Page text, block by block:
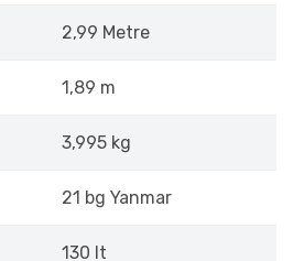
2,99 Metre
1,89 m
3,995 kg
21 bg Yanmar
130 lt